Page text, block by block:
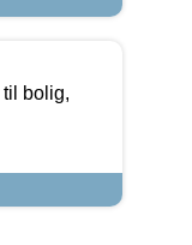
bolig,